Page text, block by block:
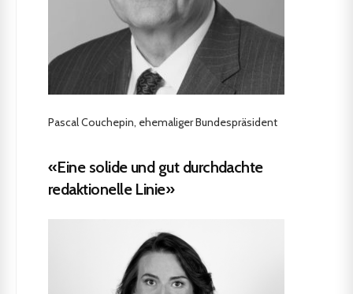
Pascal Couchepin, ehemaliger Bundespräsident
«Eine solide und gut durchdachte
redaktionelle Linie»